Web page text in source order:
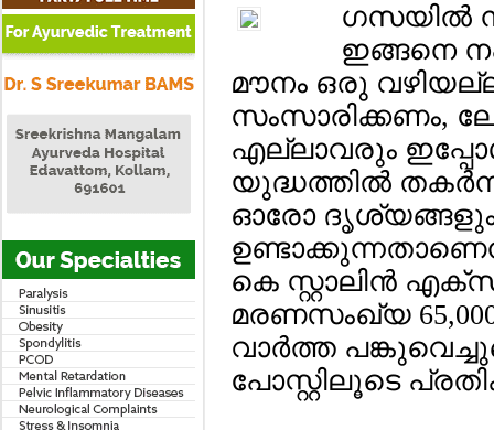
ഗസയില്‍
ഇങ്ങനെ
മൗനം ഒരു
സംസാരിക്കണം,
എല്ലാവരും
യുദ്ധത്തില്‍
ഓരോ
കെ സ്റ്റാലിന്‍
മരണസംഖ്യ
വാര്‍ത്ത
പോസ്റ്റിലൂടെ